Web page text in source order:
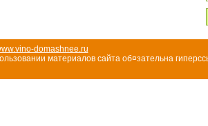
domashnee.ru
материалов сайта об¤зательна